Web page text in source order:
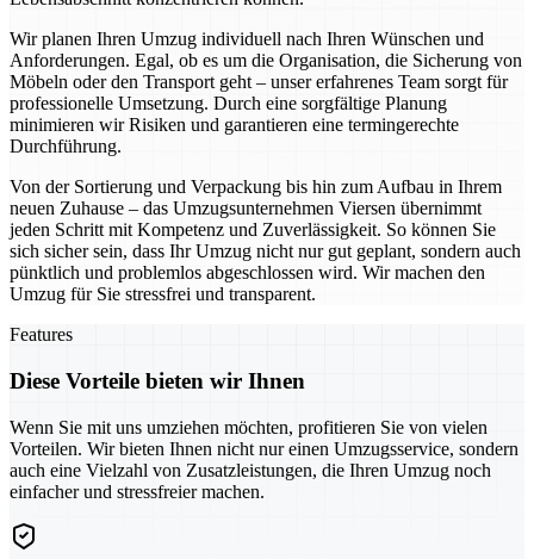
Wir planen Ihren Umzug individuell nach Ihren Wünschen und
Anforderungen. Egal, ob es um die Organisation, die Sicherung von
Möbeln oder den Transport geht – unser erfahrenes Team sorgt für
professionelle Umsetzung. Durch eine sorgfältige Planung
minimieren wir Risiken und garantieren eine termingerechte
Durchführung.
Von der Sortierung und Verpackung bis hin zum Aufbau in Ihrem
neuen Zuhause – das Umzugsunternehmen Viersen übernimmt
jeden Schritt mit Kompetenz und Zuverlässigkeit. So können Sie
sich sicher sein, dass Ihr Umzug nicht nur gut geplant, sondern auch
pünktlich und problemlos abgeschlossen wird. Wir machen den
Umzug für Sie stressfrei und transparent.
Features
Diese Vorteile bieten wir Ihnen
Wenn Sie mit uns umziehen möchten, profitieren Sie von vielen
Vorteilen. Wir bieten Ihnen nicht nur einen Umzugsservice, sondern
auch eine Vielzahl von Zusatzleistungen, die Ihren Umzug noch
einfacher und stressfreier machen.